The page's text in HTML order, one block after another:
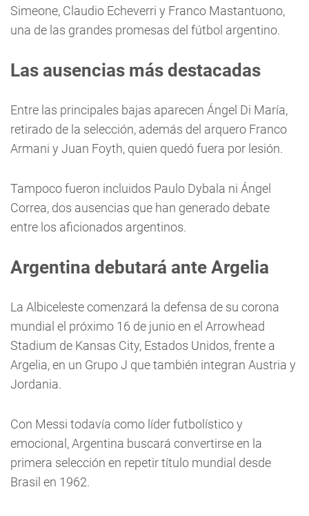
Simeone, Claudio Echeverri y Franco Mastantuono,
una de las grandes promesas del fútbol argentino.
Las ausencias más destacadas
Entre las principales bajas aparecen Ángel Di María,
retirado de la selección, además del arquero Franco
Armani y Juan Foyth, quien quedó fuera por lesión.
Tampoco fueron incluidos Paulo Dybala ni Ángel
Correa, dos ausencias que han generado debate
entre los aficionados argentinos.
Argentina debutará ante Argelia
La Albiceleste comenzará la defensa de su corona
mundial el próximo 16 de junio en el Arrowhead
Stadium de Kansas City, Estados Unidos, frente a
Argelia, en un Grupo J que también integran Austria y
Jordania.
Con Messi todavía como líder futbolístico y
emocional, Argentina buscará convertirse en la
primera selección en repetir título mundial desde
Brasil en 1962.